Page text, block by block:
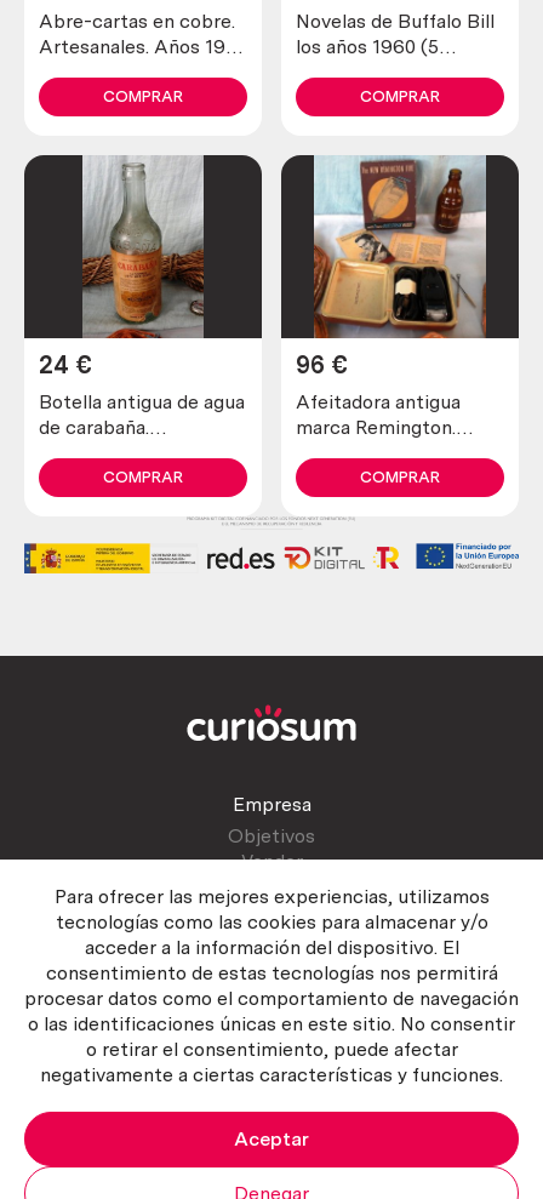
Para ofrecer las mejores experiencias, utilizamos
tecnologías como las cookies para almacenar y/o
acceder a la información del dispositivo. El
consentimiento de estas tecnologías nos permitirá
procesar datos como el comportamiento de navegación
o las identificaciones únicas en este sitio. No consentir
o retirar el consentimiento, puede afectar
negativamente a ciertas características y funciones.
Aceptar
Denegar
Abre-cartas en cobre.
Artesanales. Años 1900
letters in copper
COMPRAR
Novelas de Buffalo Bill
los años 1960 (5
COMPRAR
Botella antigua de agua
de carabaña.
24 €
COMPRAR
Afeitadora antigua
marca Remington.
colección
96 €
COMPRAR
Empresa
Objetivos
Vender
Atención al cliente
Contactar
Manual del vendedor
Política del servicio
Política de Cookies
Copyright ©2026 Curiosum S.L. Todos los derechos reservados.